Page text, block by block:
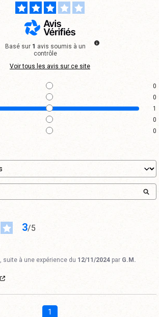
Basé sur 1 avis soumis à un
contrôle
Voir tous les avis sur ce site
0
0
1
0
0
3/5
, suite à une expérience du 12/11/2024 par G.M.
1